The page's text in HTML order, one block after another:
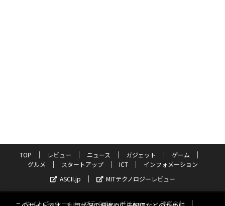
TOP レビュー ニュース ガジェット
ゲーム
グルメ
スタートアップ ICT
インフォメーション
ASCII.jp
MITテクノロジーレビュー
サイトポリシー プライバシーポリシー 運営会社